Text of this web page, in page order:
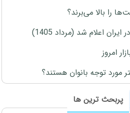
را بالا می‌برند؟
اعلام شد (مرداد 1405)
امروز
مورد توجه بانوان هستند؟
پربحث ترین ها